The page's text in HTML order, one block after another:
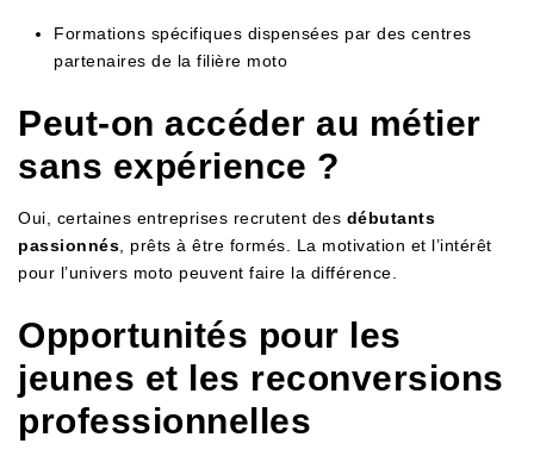
Formations spécifiques dispensées par des centres
partenaires de la filière moto
Peut-on accéder au métier
sans expérience ?
Oui, certaines entreprises recrutent des débutants
passionnés , prêts à être formés. La motivation et l’intérêt
pour l’univers moto peuvent faire la différence.
Opportunités pour les
jeunes et les reconversions
professionnelles